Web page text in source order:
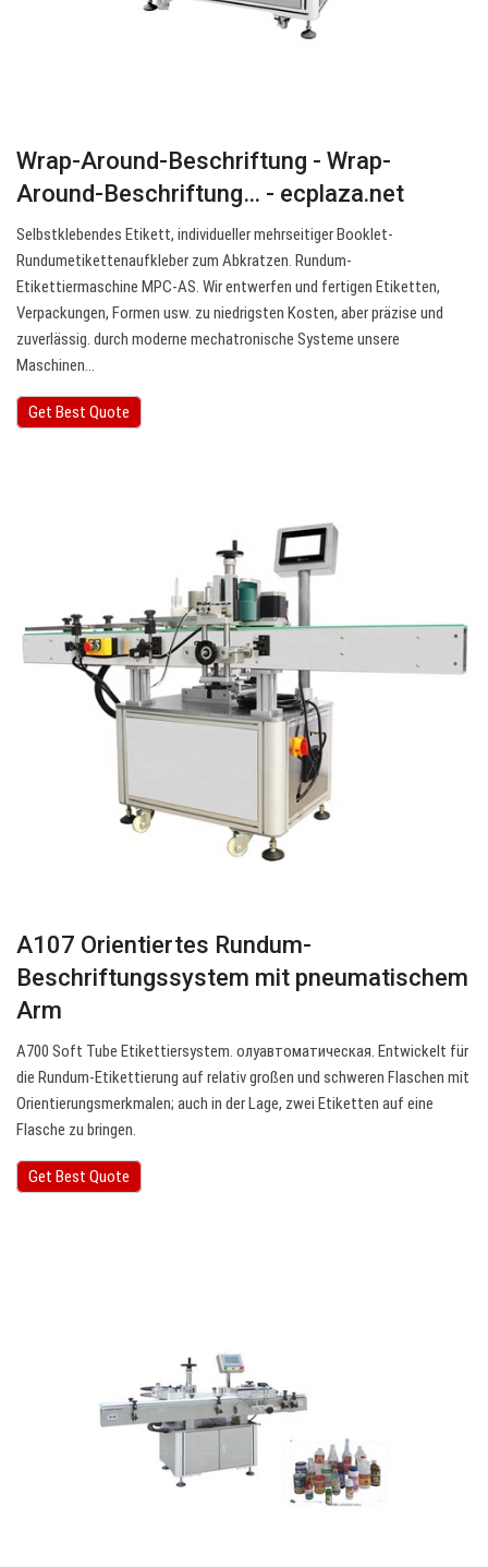
Wrap-Around-Beschriftung - Wrap-
Around-Beschriftung… - ecplaza.net
Selbstklebendes Etikett, individueller mehrseitiger Booklet-
Rundumetikettenaufkleber zum Abkratzen. Rundum-
Etikettiermaschine MPC-AS. Wir entwerfen und fertigen Etiketten,
Verpackungen, Formen usw. zu niedrigsten Kosten, aber präzise und
zuverlässig. durch moderne mechatronische Systeme unsere
Maschinen…
Get Best Quote
A107 Orientiertes Rundum-
Beschriftungssystem mit pneumatischem
Arm
A700 Soft Tube Etikettiersystem. олуавтоматическая. Entwickelt für
die Rundum-Etikettierung auf relativ großen und schweren Flaschen mit
Orientierungsmerkmalen; auch in der Lage, zwei Etiketten auf eine
Flasche zu bringen.
Get Best Quote